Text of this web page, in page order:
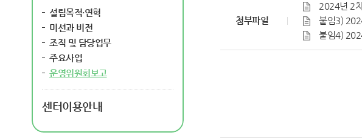
설립목적·연혁
미션과 비전
조직 및 담당업무
주요사업
운영위원회보고
센터이용안내
첨부파일
2024년 2차
붙임3)
붙임4)